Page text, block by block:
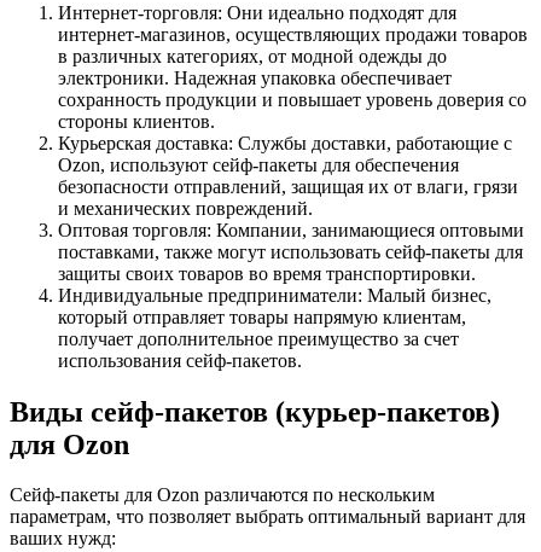
Интернет-торговля: Они идеально подходят для
интернет-магазинов, осуществляющих продажи товаров
в различных категориях, от модной одежды до
электроники. Надежная упаковка обеспечивает
сохранность продукции и повышает уровень доверия со
стороны клиентов.
Курьерская доставка: Службы доставки, работающие с
Ozon, используют сейф-пакеты для обеспечения
безопасности отправлений, защищая их от влаги, грязи
и механических повреждений.
Оптовая торговля: Компании, занимающиеся оптовыми
поставками, также могут использовать сейф-пакеты для
защиты своих товаров во время транспортировки.
Индивидуальные предприниматели: Малый бизнес,
который отправляет товары напрямую клиентам,
получает дополнительное преимущество за счет
использования сейф-пакетов.
Виды сейф-пакетов (курьер-пакетов)
для Ozon
Сейф-пакеты для Ozon различаются по нескольким
параметрам, что позволяет выбрать оптимальный вариант для
ваших нужд: